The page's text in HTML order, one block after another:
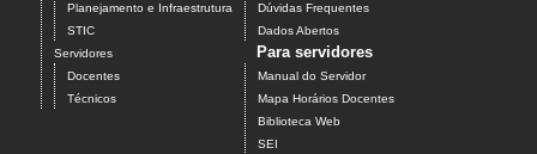
Planejamento e Infraestrutura
STIC
Servidores
Docentes
Técnicos
Dúvidas Frequentes
Dados Abertos
Para servidores
Manual do Servidor
Mapa Horários Docentes
Biblioteca Web
SEI